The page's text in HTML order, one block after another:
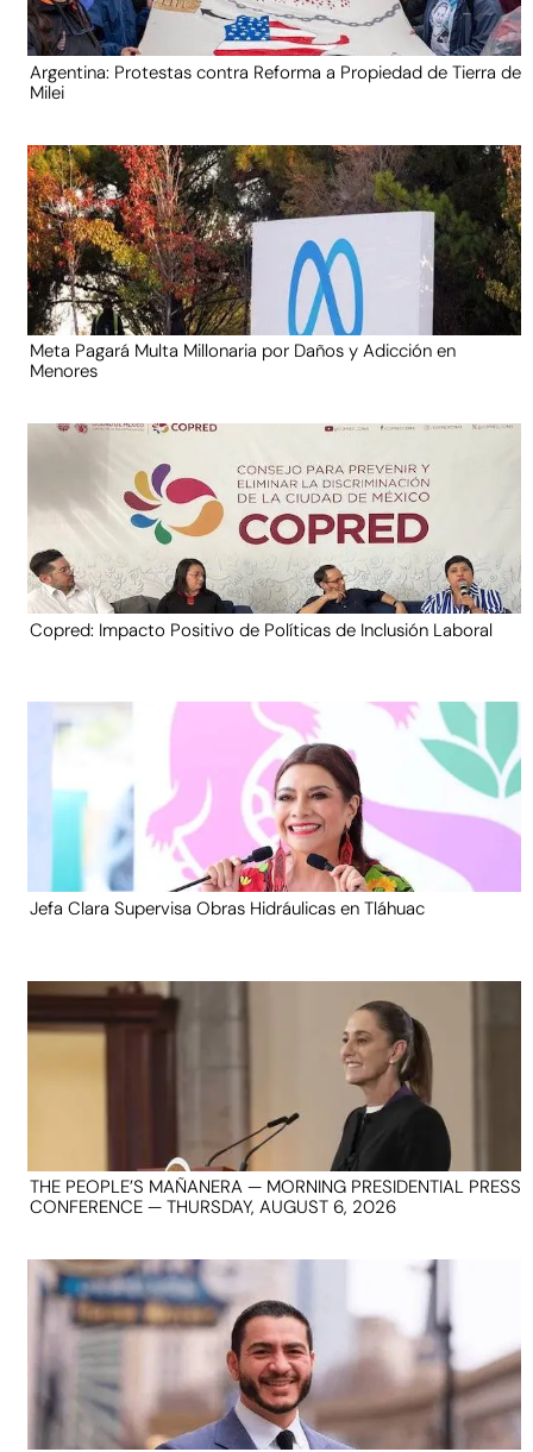
Argentina: Protestas contra Reforma a Propiedad de Tierra de
Milei
Meta Pagará Multa Millonaria por Daños y Adicción en
Menores
Copred: Impacto Positivo de Políticas de Inclusión Laboral
Jefa Clara Supervisa Obras Hidráulicas en Tláhuac
THE PEOPLE’S MAÑANERA — MORNING PRESIDENTIAL PRESS
CONFERENCE — THURSDAY, AUGUST 6, 2026